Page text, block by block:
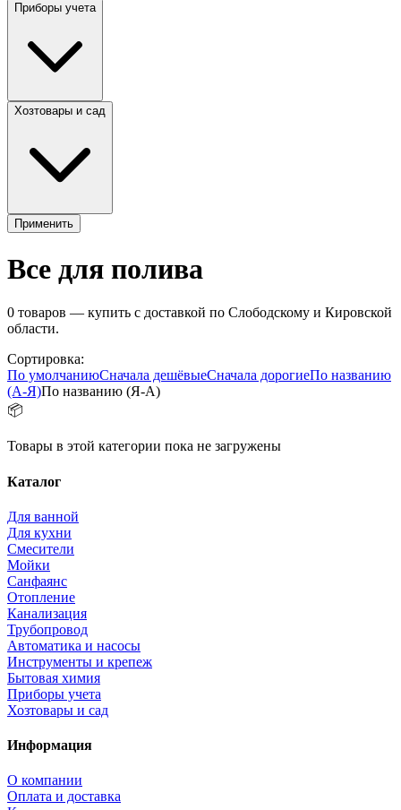
Приборы учета
Хозтовары и сад
Применить
Все для полива
0 товаров — купить с доставкой по Слободскому и Кировской
области.
Сортировка:
По умолчаниюСначала дешёвыеСначала дорогиеПо названию
(А-Я)По названию (Я-А)
📦
Товары в этой категории пока не загружены
Каталог
Для ванной
Для кухни
Смесители
Мойки
Санфаянс
Отопление
Канализация
Трубопровод
Автоматика и насосы
Инструменты и крепеж
Бытовая химия
Приборы учета
Хозтовары и сад
Информация
О компании
Оплата и доставка